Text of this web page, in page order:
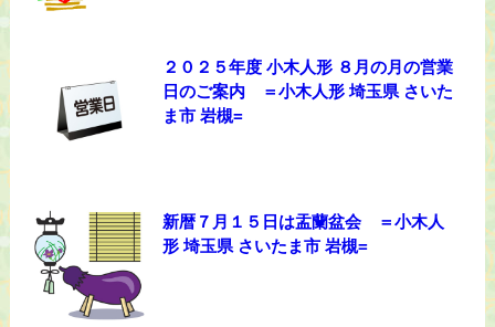
２０２５年度 小木人形 ８月の月の営業
日のご案内 ＝小木人形 埼玉県 さいた
ま市 岩槻=
新暦７月１５日は盂蘭盆会 ＝小木人
形 埼玉県 さいたま市 岩槻=